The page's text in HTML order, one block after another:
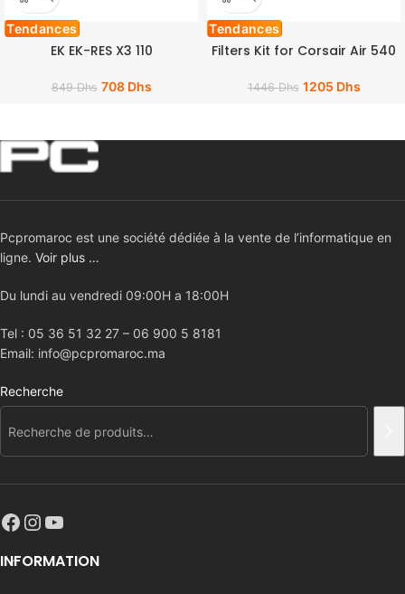
Tendances
EK EK-RES X3 110
849Dhs 708 Dhs
Tendances
Filters Kit for Corsair Air 540
1446Dhs 1205 Dhs
Pcpromaroc est une société dédiée à la vente de l’informatique en
ligne. Voir plus …
Du lundi au vendredi 09:00H a 18:00H
Tel : 05 36 51 32 27 – 06 900 5 8181
Email: info@pcpromaroc.ma
Recherche
INFORMATION